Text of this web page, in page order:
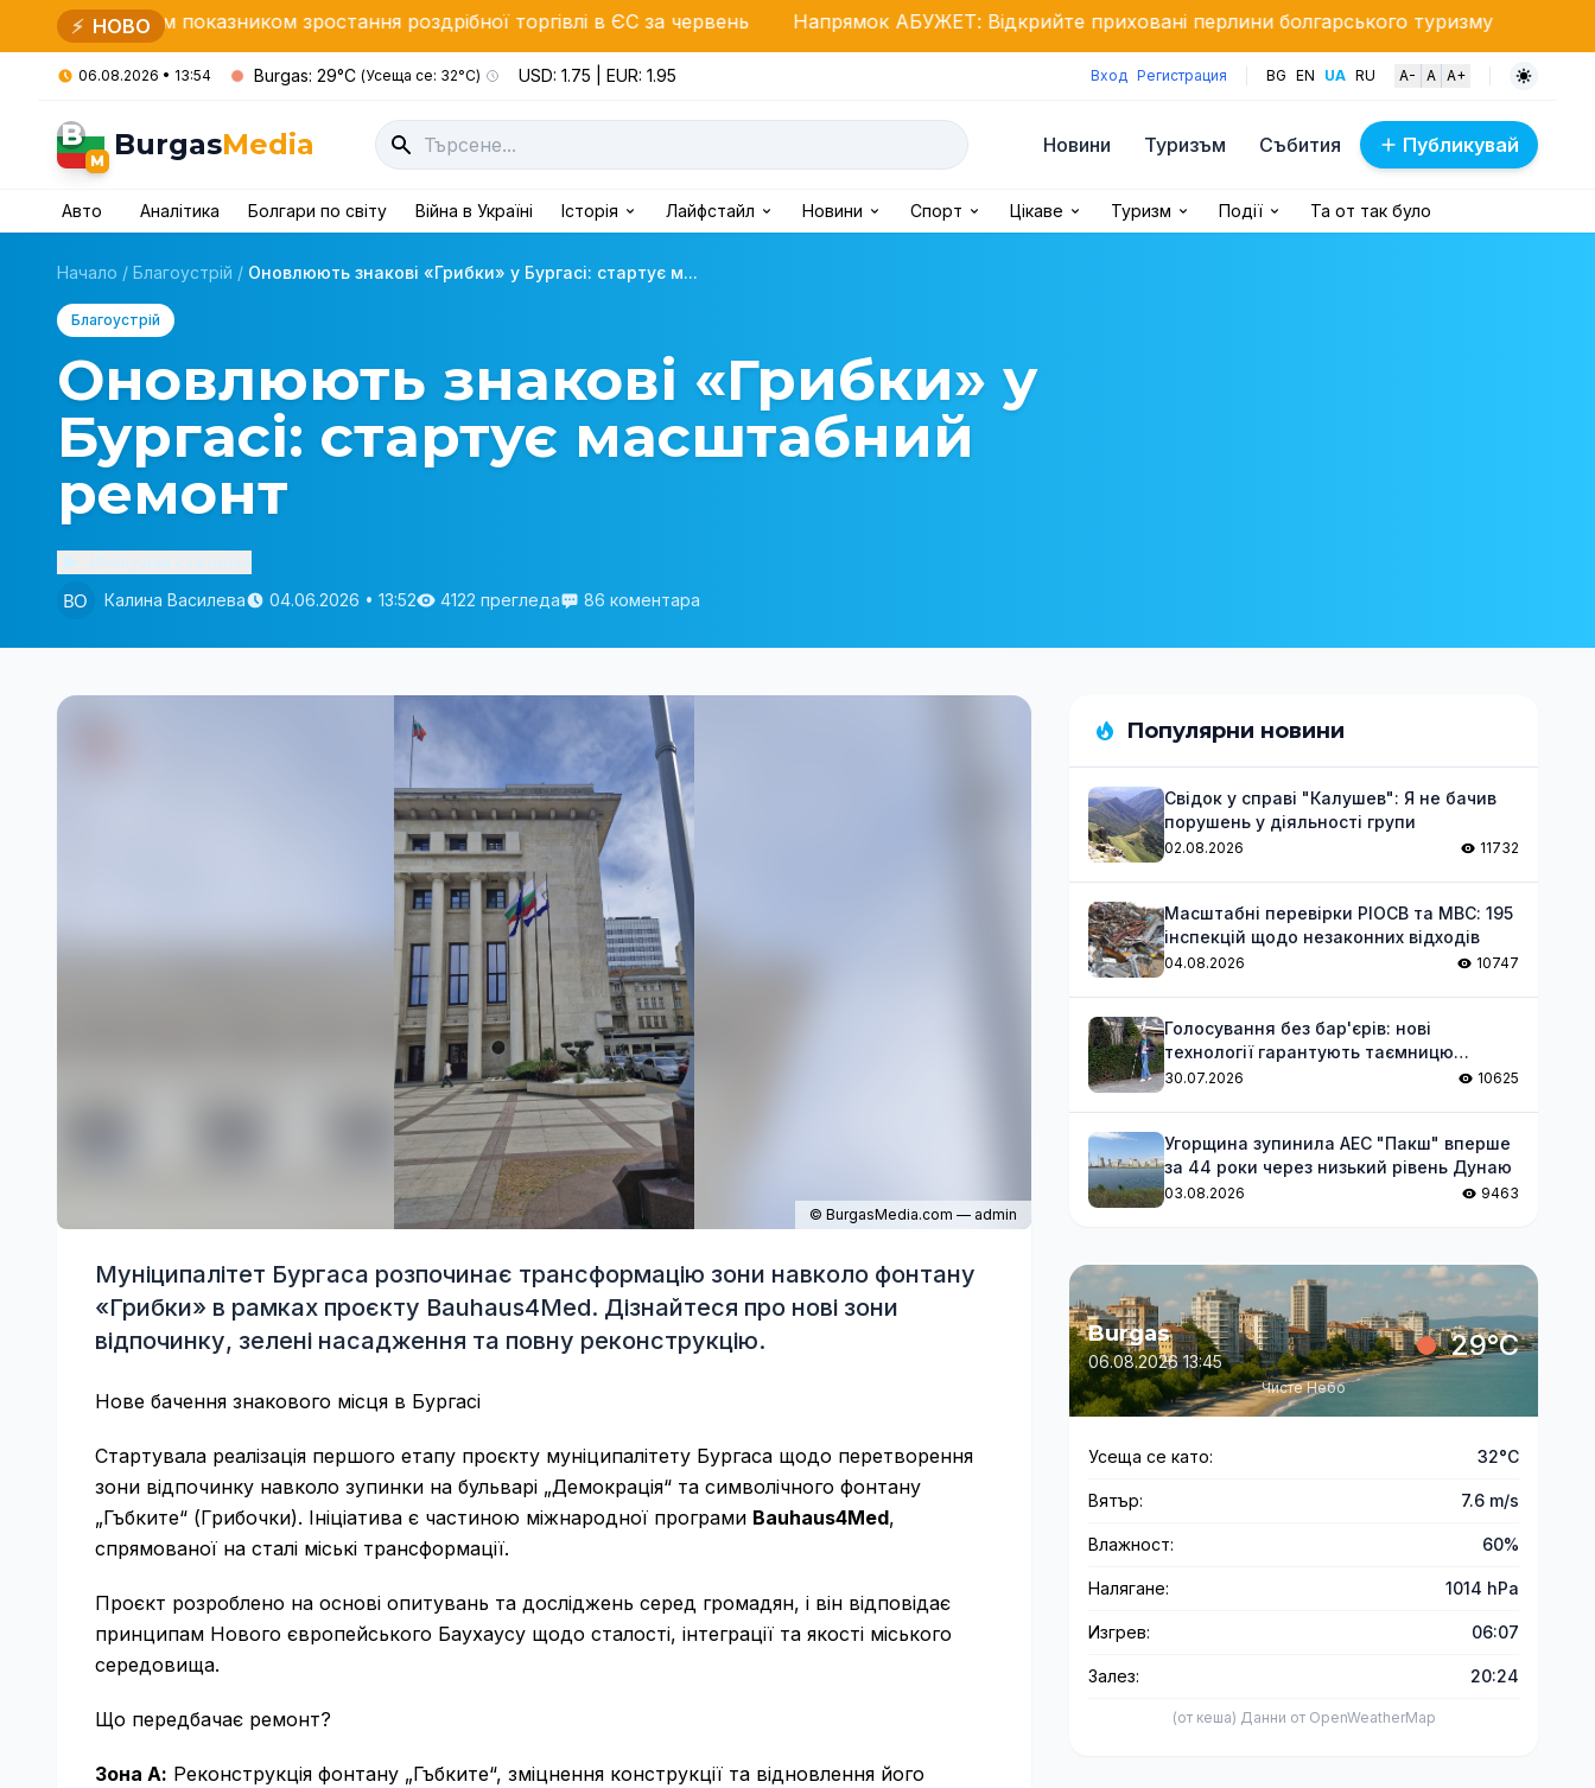
⚡ НОВО
показником зростання роздрібної торгівлі в ЄС за червень Напрямок АБУЖЕТ: Відкрийте приховані перлини болгарського туризму Преображення
06.08.2026 • 13:54 Burgas: 29°C (Усеща се: 32°C) USD: 1.75 | EUR: 1.95 Вход Регистрация BG EN UA RU A- A A+
B
M BurgasMedia Новини Туризъм Събития Публикувай
Авто Аналітика Болгари по світу Війна в Україні Історія Лайфстайл Новини Спорт Цікаве Туризм Події Та от так було
Начало / Благоустрій / Оновлюють знакові «Грибки» у Бургасі: стартує м...
Благоустрій
Оновлюють знакові «Грибки» у
Бургасі: стартує масштабний
ремонт
Калина Василева
04.06.2026 • 13:52 4122 прегледа 86 коментара
© BurgasMedia.com — admin
Муніципалітет Бургаса розпочинає трансформацію зони навколо фонтану
«Грибки» в рамках проєкту Bauhaus4Med. Дізнайтеся про нові зони
відпочинку, зелені насадження та повну реконструкцію.
Нове бачення знакового місця в Бургасі
Стартувала реалізація першого етапу проєкту муніципалітету Бургаса щодо перетворення
зони відпочинку навколо зупинки на бульварі „Демокрація“ та символічного фонтану
„Гъбките“ (Грибочки). Ініціатива є частиною міжнародної програми Bauhaus4Med,
спрямованої на сталі міські трансформації.
Проєкт розроблено на основі опитувань та досліджень серед громадян, і він відповідає
принципам Нового європейського Баухаусу щодо сталості, інтеграції та якості міського
середовища.
Що передбачає ремонт?
Зона А: Реконструкція фонтану „Гъбките“, зміцнення конструкції та відновлення його
Популярни новини
Свідок у справі "Калушев": Я не бачив
порушень у діяльності групи
02.08.2026 11732
Масштабні перевірки РІОСВ та МВС: 195
інспекцій щодо незаконних відходів
04.08.2026 10747
Голосування без бар'єрів: нові
технології гарантують таємницю
волевиявлення для незрячих
30.07.2026 10625
Угорщина зупинила АЕС "Пакш" вперше
за 44 роки через низький рівень Дунаю
03.08.2026 9463
Burgas
06.08.2026 13:45 29°C
Чисте Небо
Усеща се като: 32°C
Вятър: 7.6 m/s
Влажност: 60%
Налягане: 1014 hPa
Изгрев: 06:07
Залез: 20:24
(от кеша) Данни от OpenWeatherMap